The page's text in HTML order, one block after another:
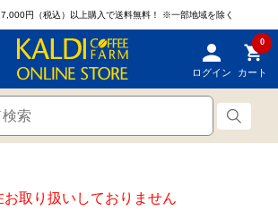
円（税込）以上購入で送料無料！ ※一部地域を除く
ログイン
0
カート
お取り扱いしておりません